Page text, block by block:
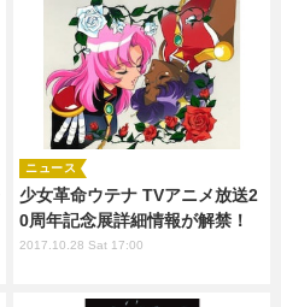
少女革命ウテナ TVアニメ放送2
0周年記念展詳細情報が解禁！
ニュース
2017.10.28 Sat 17:00